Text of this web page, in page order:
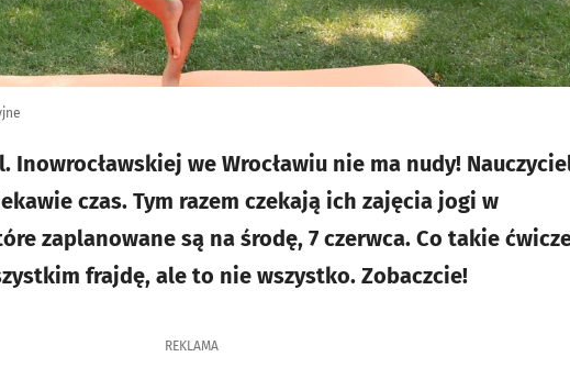
Inowrocławskiej we Wrocławiu nie ma nudy!
czas. Tym razem czekają ich zajęcia jogi w
zaplanowane są na środę, 7 czerwca. Co takie
frajdę, ale to nie wszystko. Zobaczcie!
REKLAMA